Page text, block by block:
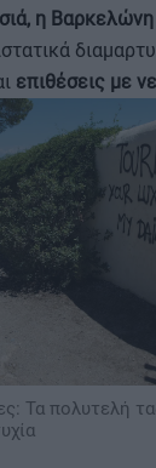
η Βαρκελώνη
επιθέσεις με
Τα πολυτελή